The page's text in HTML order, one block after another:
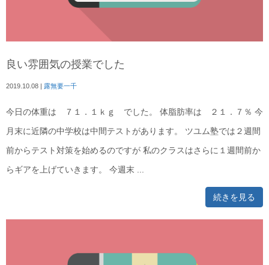
良い雰囲気の授業でした
2019.10.08 | 露無要一千
今日の体重は ７１．１ｋｇ でした。 体脂肪率は ２１．７％ 今
月末に近隣の中学校は中間テストがあります。 ツユム塾では２週間
前からテスト対策を始めるのですが 私のクラスはさらに１週間前か
らギアを上げていきます。 今週末 ...
続きを見る